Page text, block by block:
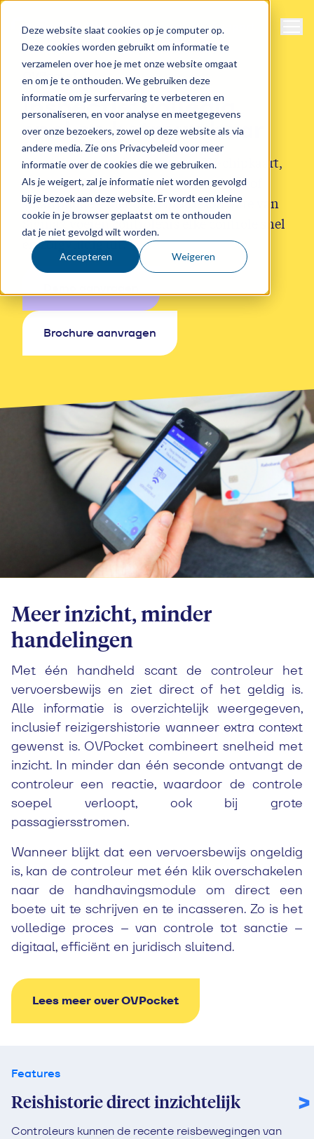
Deze website slaat cookies op je computer op.
Deze cookies worden gebruikt om informatie te
verzamelen over hoe je met onze website omgaat
en om je te onthouden. We gebruiken deze
informatie om je surfervaring te verbeteren en
personaliseren, en voor analyse en meetgegevens
over onze bezoekers, zowel op deze website als via
andere media. Zie ons Privacybeleid voor meer
informatie over de cookies die we gebruiken.
Als je weigert, zal je informatie niet worden gevolgd
bij je bezoek aan deze website. Er wordt een kleine
cookie in je browser geplaatst om te onthouden
dat je niet gevolgd wilt worden.
Accepteren Weigeren
Support
OVPocket
Inspectie: volledig,
snel en betrouwbaar
Of reizigers nu reizen met een OV-chipkaart,
een barcodeticket of met hun bankpas of
smartphone – met de inspectiesoftware van
Sigmax voeren controleurs elke controle snel
en zorgvuldig uit.
Brochure aanvragen
Meer inzicht, minder
handelingen
Met één handheld scant de controleur het
vervoersbewijs en ziet direct of het geldig is.
Alle informatie is overzichtelijk weergegeven,
inclusief reizigershistorie wanneer extra context
gewenst is. OVPocket combineert snelheid met
inzicht. In minder dan één seconde ontvangt de
controleur een reactie, waardoor de controle
soepel verloopt, ook bij grote
passagiersstromen.
Wanneer blijkt dat een vervoersbewijs ongeldig
is, kan de controleur met één klik overschakelen
naar de handhavingsmodule om direct een
boete uit te schrijven en te incasseren. Zo is het
volledige proces – van controle tot sanctie –
digitaal, efficiënt en juridisch sluitend.
Lees meer over OVPocket
Features
Reishistorie direct inzichtelijk
Controleurs kunnen de recente reisbewegingen van